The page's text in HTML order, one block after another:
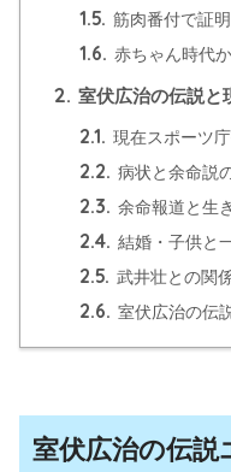
1.5. 筋肉番付で証
1.6. 赤ちゃん時代
2. 室伏広治の伝説と
2.1. 現在スポーツ
2.2. 病状と余命説
2.3. 余命報道と生
2.4. 結婚・子供と
2.5. 武井壮との関
2.6. 室伏広治の伝
室伏広治の伝説